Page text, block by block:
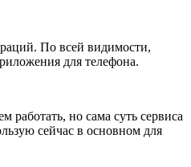
По всей видимости,
для телефона.
работать, но сама суть сервиса
сейчас в основном для